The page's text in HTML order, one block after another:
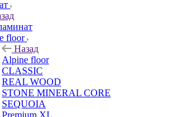
floor
Назад
Alpine floor
CLASSIC
REAL WOOD
STONE MINERAL CORE
SEQUOIA
Premium XL